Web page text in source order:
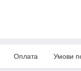
Оплата Умови